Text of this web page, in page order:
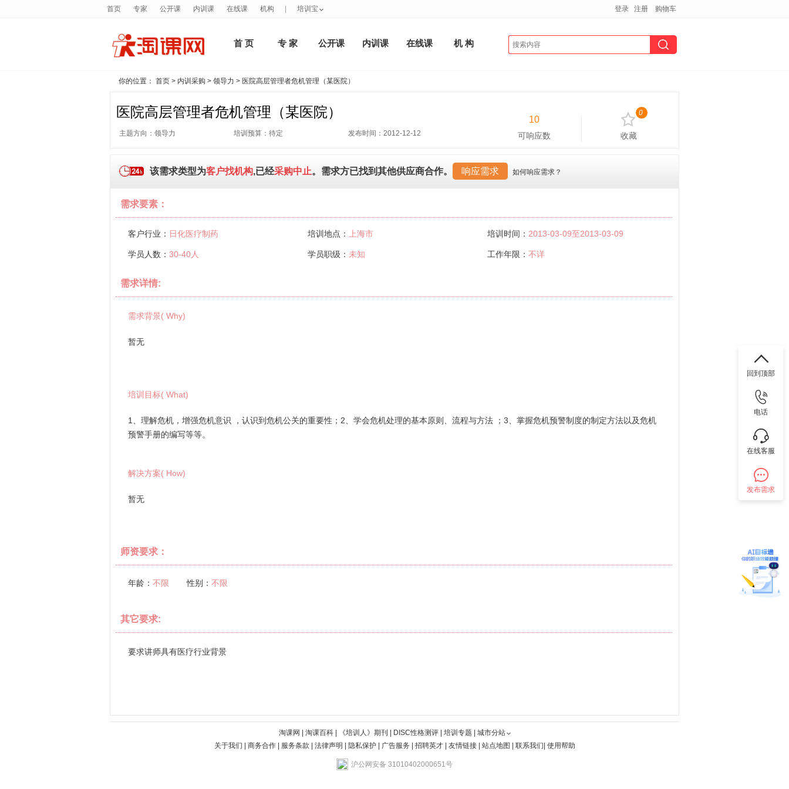
首页 专家 公开课 内训课 在线课 机构 培训宝 登录 注册 购物车
首 页 专 家 公开课 内训课 在线课 机 构
你的位置： 首页 > 内训采购 > 领导力 > 医院高层管理者危机管理（某医院）
医院高层管理者危机管理（某医院）
主题方向：领导力 培训预算：待定 发布时间：2012-12-12
10
可响应数
0
收藏
响应需求 如何响应需求？
该需求类型为客户找机构,已经采购中止。需求方已找到其他供应商合作。
需求要素：
客户行业： 日化医疗制药 培训地点： 上海市 培训时间： 2013-03-09至2013-03-09
学员人数： 30-40人 学员职级： 未知 工作年限： 不详
需求详情:
需求背景( Why)
暂无
培训目标( What)
1、理解危机，增强危机意识 ，认识到危机公关的重要性；2、学会危机处理的基本原则、流程与方法 ；3、掌握危机预警制度的制定方法以及危机
预警手册的编写等等。
解决方案( How)
暂无
师资要求：
年龄： 不限 性别： 不限
其它要求:
要求讲师具有医疗行业背景
淘课网 淘课百科| 《培训人》期刊 DISC性格测评| 培训专题
城市分站
关于我们
商务合作| 服务条款 法律声明 隐私保护 广告服务 招聘英才| 友情链接| 站点地图 联系我们 使用帮助
沪公网安备 31010402000651号
回到顶部
电话
在线客服
发布需求